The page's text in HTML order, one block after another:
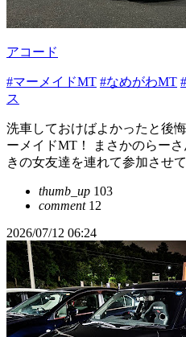
アコード
#マーメイドMT #なめがわMT
ス
洗車しておけばよかったと後
ーメイドMT！ まさかのらー
きの女友達を連れて参加させ
thumb_up 103
comment12
2026/07/12 06:24